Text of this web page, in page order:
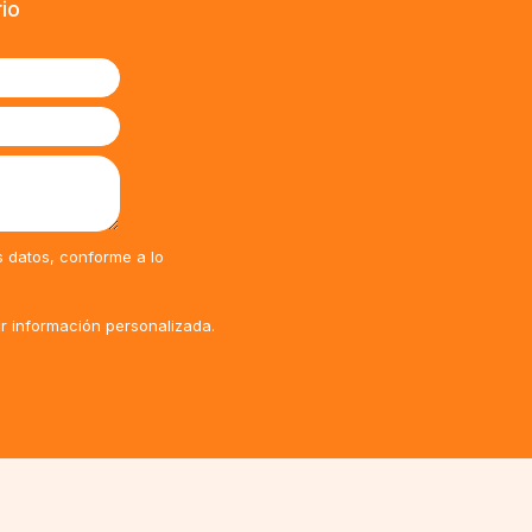
datos, conforme a lo
información personalizada.